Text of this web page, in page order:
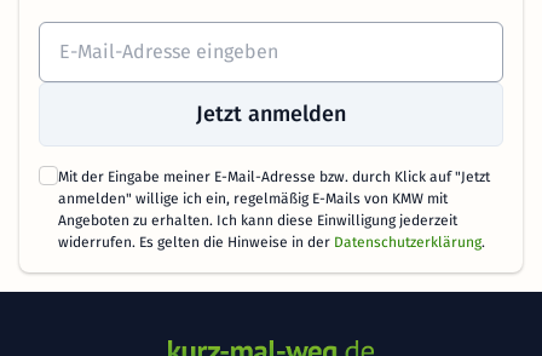
Jetzt anmelden
Mit der Eingabe meiner E-Mail-Adresse bzw. durch Klick auf "Jetzt
anmelden" willige ich ein, regelmäßig E-Mails von KMW mit
Angeboten zu erhalten. Ich kann diese Einwilligung jederzeit
widerrufen. Es gelten die Hinweise in der Datenschutzerklärung.